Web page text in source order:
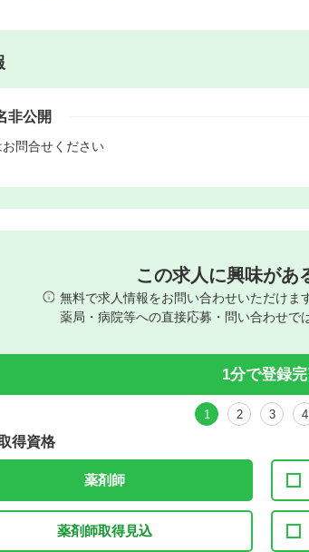
非公開
問合せください
この求人に興味があ
無料で求人情報をお問い合わせいただけます
薬局・病院等への直接応募・問い合わせで
1分で登録完
1 2 3 4
得資格
薬剤師
薬剤師取得見込